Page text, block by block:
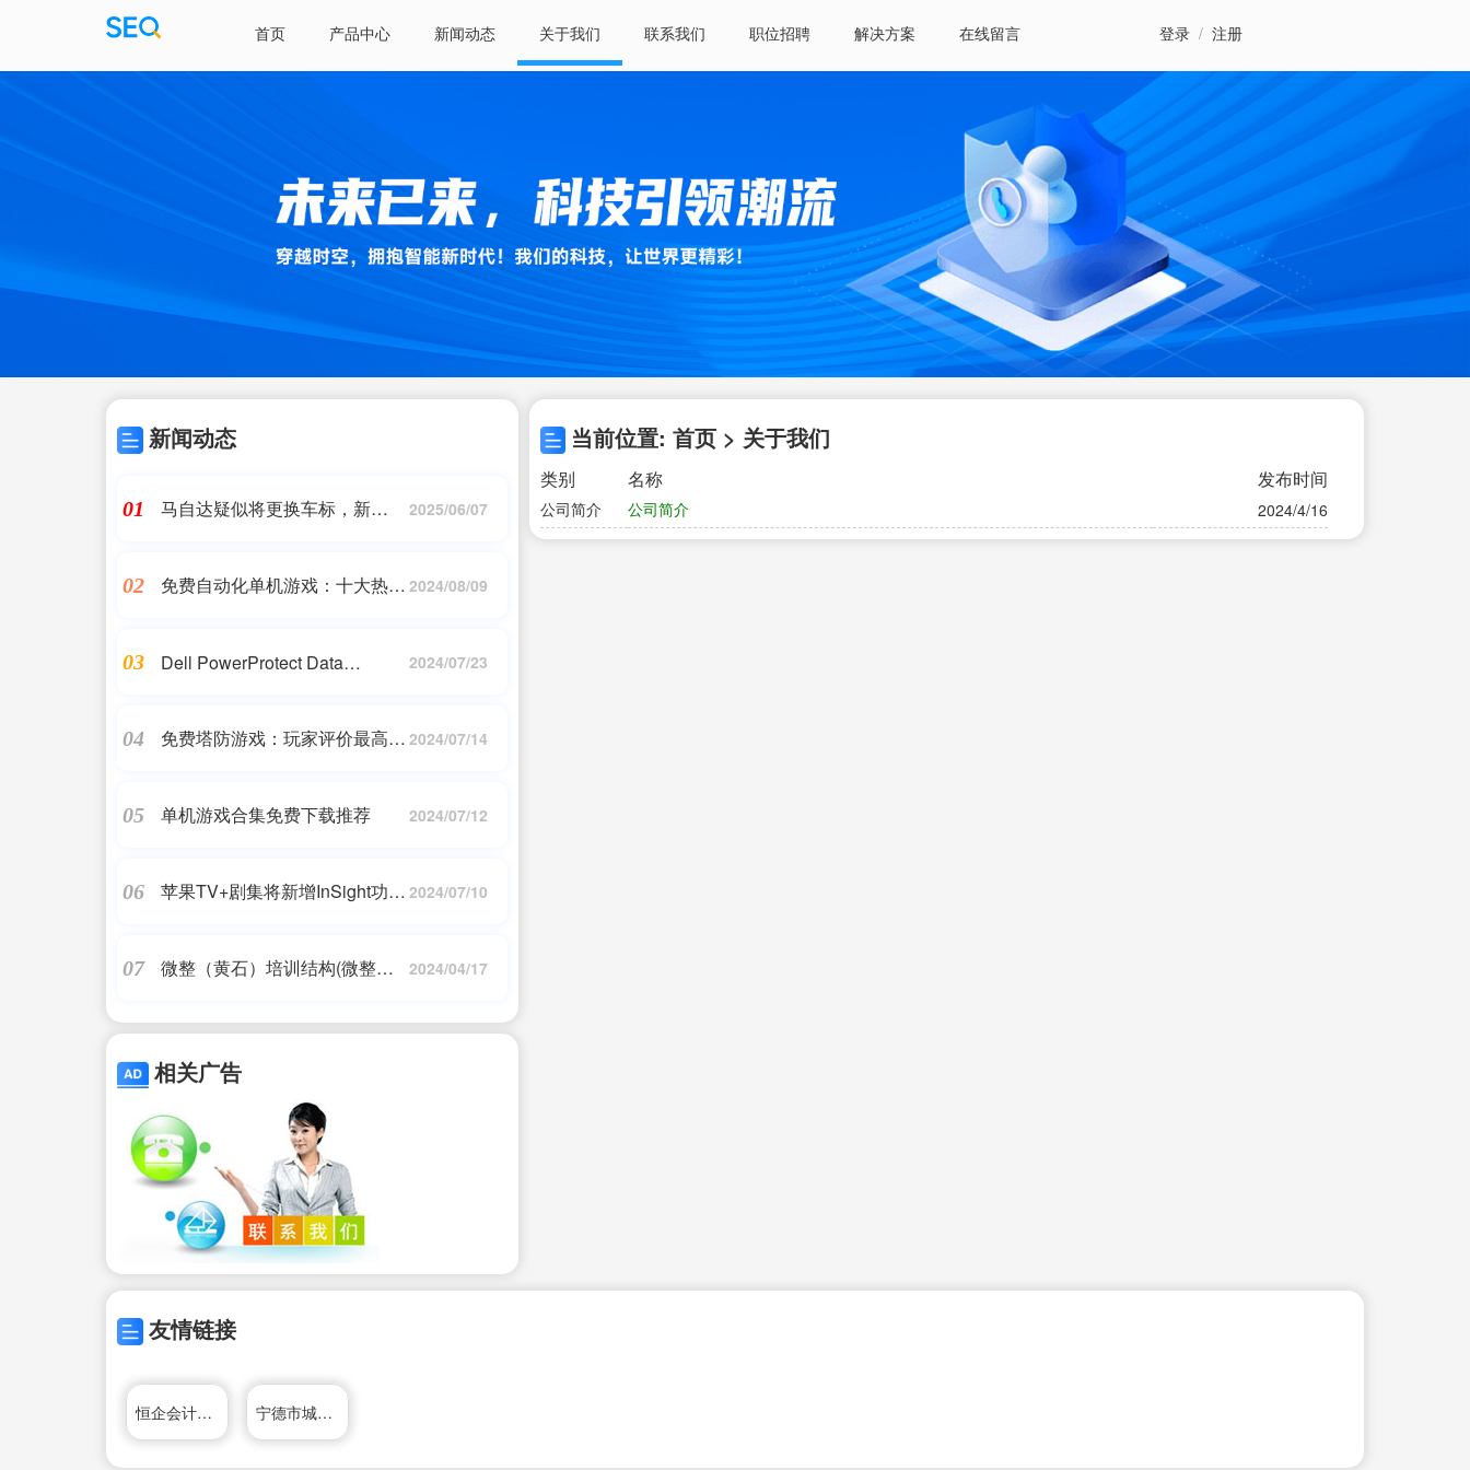
首页 产品中心 新闻动态 关于我们 联系我们 职位招聘 解决方案 在线留言 登录 / 注册
新闻动态
01
马自达疑似将更换车标，新
2025/06/07
02
免费自动化单机游戏：十大热门 2024/08/09
03
Dell PowerProtect Data
2024/07/23
04
免费塔防游戏：玩家评价最高的 2024/07/14
05 单机游戏合集免费下载推荐 2024/07/12
06
苹果TV+剧集将新增InSight功能 2024/07/10
07
微整（黄石）培训结构(微整哪
2024/04/17
相关广告
当前位置: 首页 > 关于我们
类别 名称 发布时间
公司简介 公司简介 2024/4/16
友情链接
恒企会计培训学校 宁德市城乡规划局